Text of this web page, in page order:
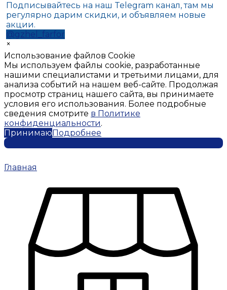
Подписывайтесь на наш Telegram канал, там мы
регулярно дарим скидки, и объявляем новые
акции.
@gzhel_farfor
×
Использование файлов Cookie
Мы используем файлы cookie, разработанные
нашими специалистами и третьими лицами, для
анализа событий на нашем веб-сайте. Продолжая
просмотр страниц нашего сайта, вы принимаете
условия его использования. Более подробные
сведения смотрите в Политике
конфиденциальности.
ПринимаюПодробнее
Главная